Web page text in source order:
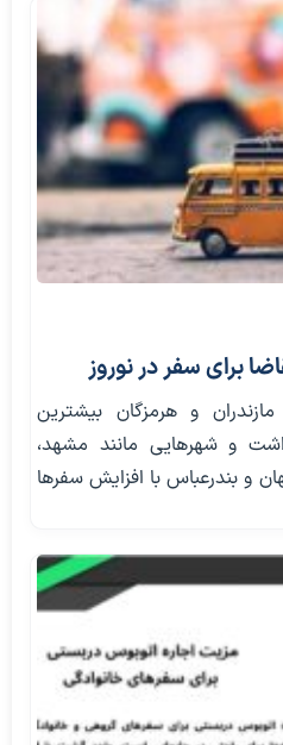
برای سفر در نوروز
و هرمزگان بیشترین
و شهرهایی مانند مشهد،
و بندرعباس با افزایش سفرها